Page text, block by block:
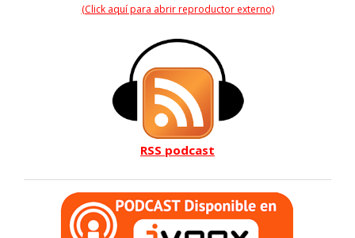
(Click aquí para abrir reproductor externo)
RSS podcast